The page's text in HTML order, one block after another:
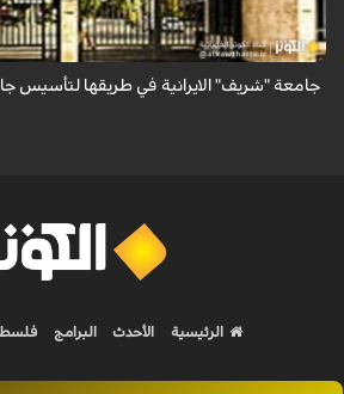
جام...
جامعة "شريف" الايرانية في طريقها لتأسيس
الرئيسية الأحدث البرامج